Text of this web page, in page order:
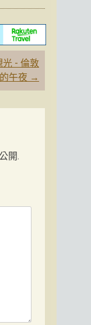
光 - 倫敦
午夜 →
開.